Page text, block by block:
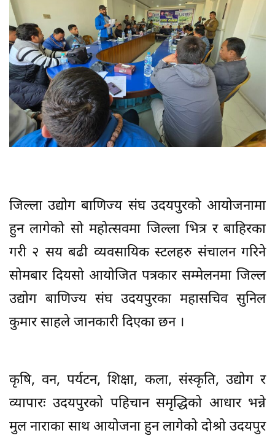
जिल्ला उद्योग बाणिज्य संघ उदयपुरको आयोजनामा
हुन लागेको सो महोत्सवमा जिल्ला भित्र र बाहिरका
गरी २ सय बढी व्यवसायिक स्टलहरु संचालन गरिने
सोमबार दियसो आयोजित पत्रकार सम्मेलनमा जिल्ल
उद्योग बाणिज्य संघ उदयपुरका महासचिव सुनिल
कुमार साहले जानकारी दिएका छन ।
कृषि, वन, पर्यटन, शिक्षा, कला, संस्कृति, उद्योग र
व्यापारः उदयपुरको पहिचान समृद्धिको आधार भन्ने
मुल नाराका साथ आयोजना हुन लागेको दोश्रो उदयपुर